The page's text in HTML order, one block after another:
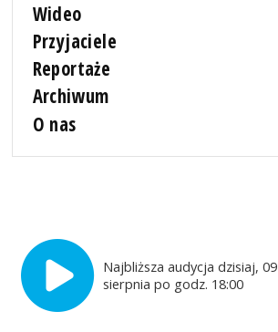
Wideo
Przyjaciele
Reportaże
Archiwum
O nas
Najbliższa audycja dzisiaj, 09
sierpnia po godz. 18:00